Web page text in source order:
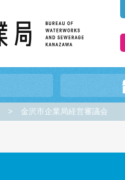
> 金沢市企業局経営審議会